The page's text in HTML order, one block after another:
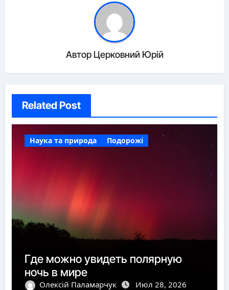
Автор Церковний Юрій
Related Post
Наука та природа Подорожі
Где можно увидеть полярную
ночь в мире
Олексій Паламарчук Июл 28, 2026